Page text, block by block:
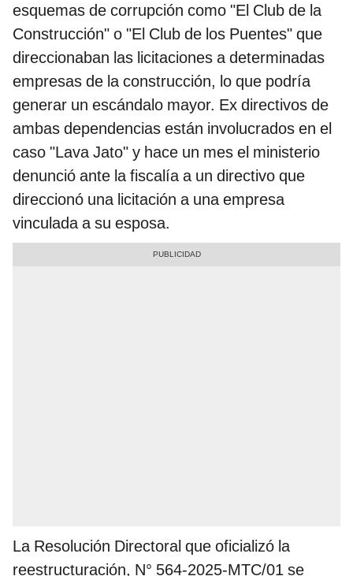
esquemas de corrupción como "El Club de la
Construcción" o "El Club de los Puentes" que
direccionaban las licitaciones a determinadas
empresas de la construcción, lo que podría
generar un escándalo mayor. Ex directivos de
ambas dependencias están involucrados en el
caso "Lava Jato" y hace un mes el ministerio
denunció ante la fiscalía a un directivo que
direccionó una licitación a una empresa
vinculada a su esposa.
La Resolución Directoral que oficializó la
reestructuración, N° 564-2025-MTC/01 se